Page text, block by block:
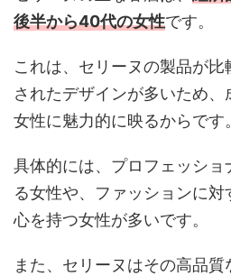
後半から40代の女性です。
これは、セリーヌの製品が
されたデザインが多いため
女性に魅力的に映るからです。
具体的には、プロフェッシ
る女性や、ファッションに
心を持つ女性が多いです。
また、セリーヌはその高品